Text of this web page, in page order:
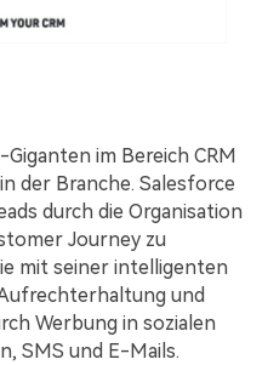
im Bereich CRM
der Branche. Salesforce
durch die Organisation
Journey zu
mit seiner intelligenten
und
Werbung in sozialen
SMS und E-Mails.